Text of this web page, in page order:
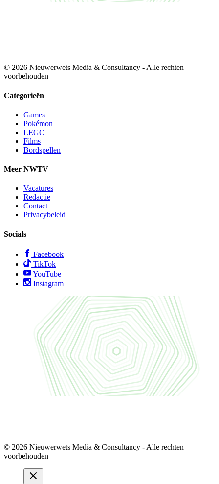
© 2026 Nieuwerwets Media & Consultancy - Alle rechten
voorbehouden
Categorieën
Games
Pokémon
LEGO
Films
Bordspellen
Meer NWTV
Vacatures
Redactie
Contact
Privacybeleid
Socials
Facebook
TikTok
YouTube
Instagram
© 2026 Nieuwerwets Media & Consultancy - Alle rechten
voorbehouden